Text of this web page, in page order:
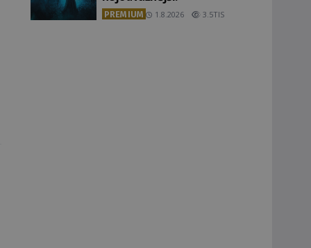
PREMIUM 1.8.2026 3.5TIS